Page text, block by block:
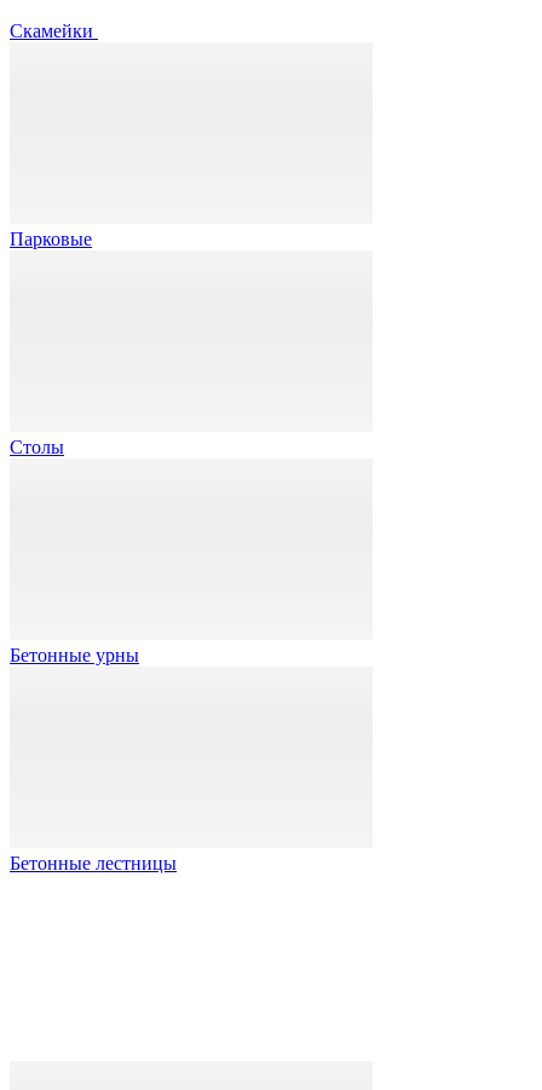
Скамейки
Парковые
Столы
Бетонные урны
Бетонные лестницы